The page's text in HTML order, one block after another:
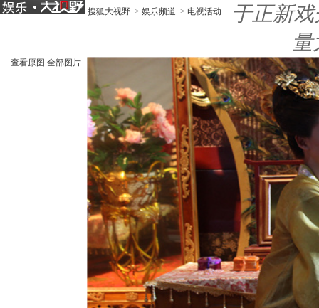
搜狐大视野 > 娱乐频道 > 电视活动
于正新
量
查看原图 全部图片